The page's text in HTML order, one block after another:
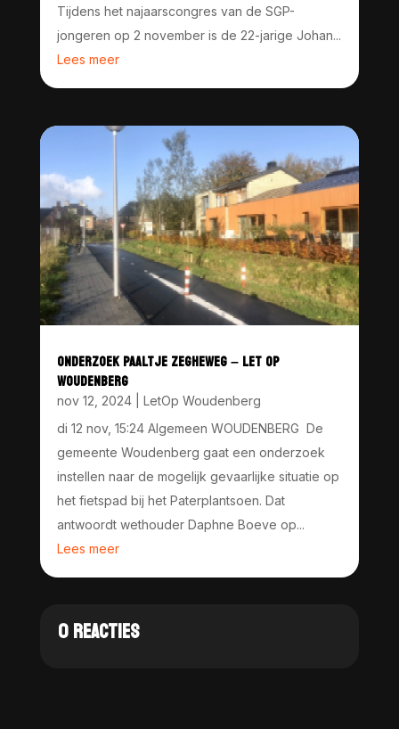
Tijdens het najaarscongres van de SGP-
jongeren op 2 november is de 22-jarige Johan...
Lees meer
ONDERZOEK PAALTJE ZEGHEWEG – LET OP
WOUDENBERG
nov 12, 2024| LetOp Woudenberg
di 12 nov, 15:24 Algemeen WOUDENBERG De
gemeente Woudenberg gaat een onderzoek
instellen naar de mogelijk gevaarlijke situatie op
het fietspad bij het Paterplantsoen. Dat
antwoordt wethouder Daphne Boeve op...
Lees meer
0 REACTIES